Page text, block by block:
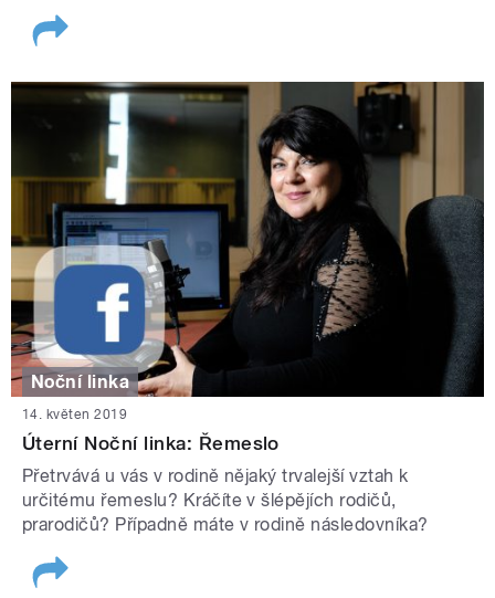
Noční linka
14. květen 2019
Úterní Noční linka: Řemeslo
Přetrvává u vás v rodině nějaký trvalejší vztah k
určitému řemeslu? Kráčíte v šlépějích rodičů,
prarodičů? Případně máte v rodině následovníka?